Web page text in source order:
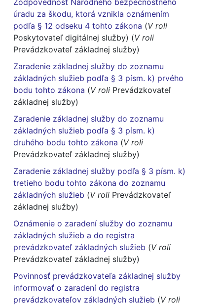
Zodpovednosť Národného bezpečnostného
úradu za škodu, ktorá vznikla oznámením
podľa § 12 odseku 4 tohto zákona (V roli
Poskytovateľ digitálnej služby) (V roli
Prevádzkovateľ základnej služby)
Zaradenie základnej služby do zoznamu
základných služieb podľa § 3 písm. k) prvého
bodu tohto zákona (V roli Prevádzkovateľ
základnej služby)
Zaradenie základnej služby do zoznamu
základných služieb podľa § 3 písm. k)
druhého bodu tohto zákona (V roli
Prevádzkovateľ základnej služby)
Zaradenie základnej služby podľa § 3 písm. k)
tretieho bodu tohto zákona do zoznamu
základných služieb (V roli Prevádzkovateľ
základnej služby)
Oznámenie o zaradení služby do zoznamu
základných služieb a do registra
prevádzkovateľ základných služieb (V roli
Prevádzkovateľ základnej služby)
Povinnosť prevádzkovateľa základnej služby
informovať o zaradení do registra
prevádzkovateľov základných služieb (V roli